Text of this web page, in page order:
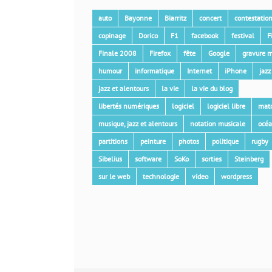
auto Bayonne Biarritz concert
contestation
copinage
Dorico F1 facebook festival
Finale 2008
Firefox fête Google
gravure
humour
informatique Internet iPhone
jazz
jazz et alentours
la vie
la vie du blog
libertés numériques
logiciel logiciel libre
musique, jazz et alentours
notation musicale
partitions
peinture photos politique
rugby
Sibelius
software SoKo sorties
Steinberg
sur le web
technologie video wordpress